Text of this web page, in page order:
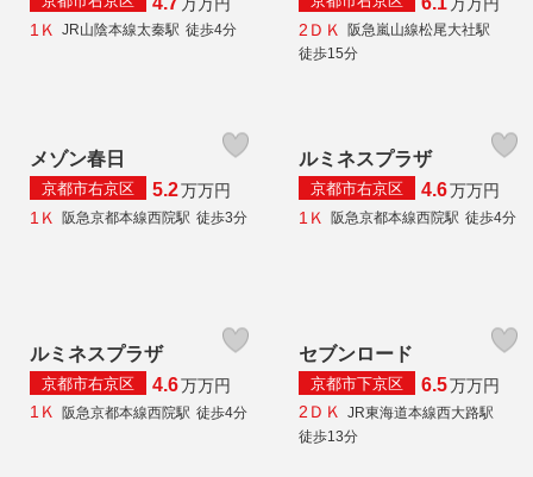
1Ｋ
JR山陰本線太秦駅 徒歩4分
2ＤＫ
阪急嵐山線松尾大社駅
徒歩15分
メゾン春日
京都市右京区 5.2万万円
1Ｋ
阪急京都本線西院駅 徒歩3分
ルミネスプラザ
京都市右京区 4.6万万円
1Ｋ
阪急京都本線西院駅 徒歩4分
ルミネスプラザ
京都市右京区 4.6万万円
1Ｋ 阪急京都本線西院駅 徒歩4分
セブンロード
京都市下京区 6.5万万円
2ＤＫ JR東海道本線西大路駅
徒歩13分